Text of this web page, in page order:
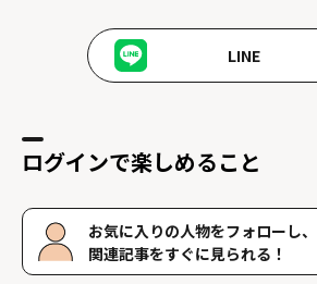
LINE
ログインで楽しめること
お気に入りの人物をフォローし、
関連記事をすぐに見られる！